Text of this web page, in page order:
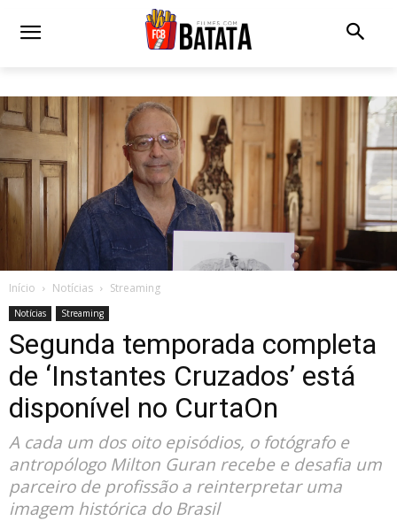
Início Notícias Streaming
Notícias Streaming
Segunda temporada completa
de ‘Instantes Cruzados’ está
disponível no CurtaOn
A cada um dos oito episódios, o fotógrafo e
antropólogo Milton Guran recebe e desafia um
parceiro de profissão a reinterpretar uma
imagem histórica do Brasil